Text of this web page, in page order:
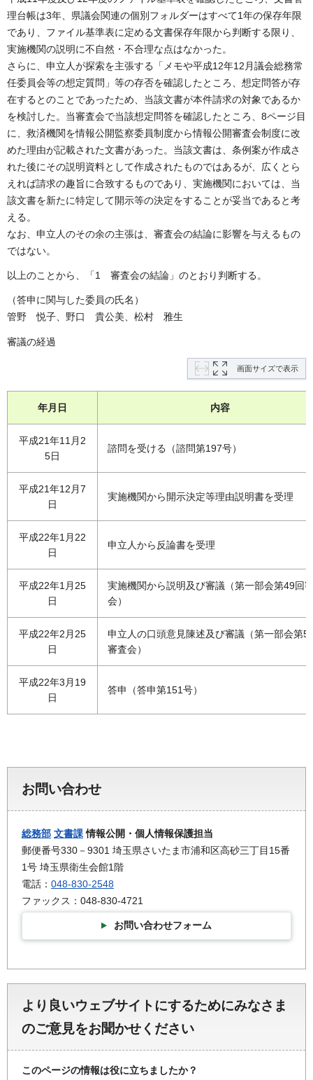
理台帳は3年、県議会関連の個別フォルダーはすべて1年の保存年限
であり、ファイル基準表に定める文書保存年限から判断する限り、
実施機関の説明に不自然・不合理な点はなかった。
さらに、申立人が探索を主張する「メモや平成12年12月議会総務常
任委員会等の想定質問」等の存否を確認したところ、想定問答が存
在するとのことであったため、当該文書が本件請求の対象であるか
を検討した。当審査会で当該想定問答を確認したところ、8ページ目
に、救済機関を情報公開監察委員制度から情報公開審査会制度に改
めた理由が記載された文書があった。当該文書は、条例案が作成さ
れた後にその説明資料として作成されたものではあるが、広くとら
えれば請求の趣旨に合致するものであり、実施機関においては、当
該文書を新たに特定して開示等の決定をすることが妥当であると考
える。
なお、申立人のその余の主張は、審査会の結論に影響を与えるもの
ではない。
以上のことから、「1 審査会の結論」のとおり判断する。
（答申に関与した委員の氏名）
管野 悦子、野口 貴公美、松村 雅生
審議の経過
画面サイズで表示
年月日 内容
平成21年11月2
5日
諮問を受ける（諮問第197号）
平成21年12月7
日
実施機関から開示決定等理由説明書を受理
平成22年1月22
日
申立人から反論書を受理
平成22年1月25
日
実施機関から説明及び審議（第一部会第49回
会）
平成22年2月25
日
申立人の口頭意見陳述及び審議（第一部会第
審査会）
平成22年3月19
日
答申（答申第151号）
お問い合わせ
総務部 文書課情報公開・個人情報保護担当
郵便番号330－9301 埼玉県さいたま市浦和区高砂三丁目15番
1号 埼玉県衛生会館1階
電話： 048-830-2548
ファックス：048-830-4721
お問い合わせフォーム
より良いウェブサイトにするためにみなさま
のご意見をお聞かせください
このページの情報は役に立ちましたか？